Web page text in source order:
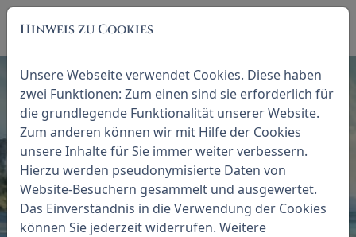
Skip to main navigation
Zum Hauptinhalt springen
Skip to page footer
Hinweis zu Cookies
Unsere Webseite verwendet Cookies. Diese haben
zwei Funktionen: Zum einen sind sie erforderlich für
die grundlegende Funktionalität unserer Website.
Zum anderen können wir mit Hilfe der Cookies
unsere Inhalte für Sie immer weiter verbessern.
Hierzu werden pseudonymisierte Daten von
Website-Besuchern gesammelt und ausgewertet.
Das Einverständnis in die Verwendung der Cookies
können Sie jederzeit widerrufen. Weitere